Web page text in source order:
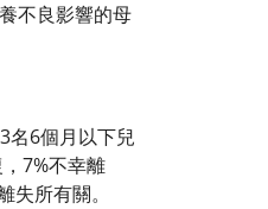
不良影響的母
名6個月以下兒
7%不幸離
所有關。